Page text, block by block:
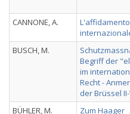
CANNONE, A.
BUSCH, M.
Begriff der
im
Recht -
der Brüssel
BÜHLER, M.
Zum Haager